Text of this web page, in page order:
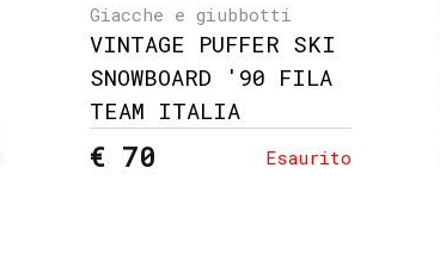
Giacche e giubbotti
VINTAGE PUFFER SKI
SNOWBOARD '90 FILA
TEAM ITALIA
€ 70 Esaurito